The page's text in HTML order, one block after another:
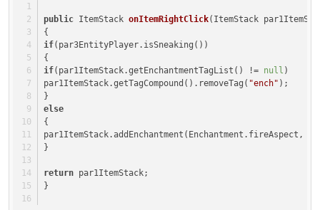
public ItemStack onItemRightClick(ItemStack
{
if(par3EntityPlayer.isSneaking())
{
if(par1ItemStack.getEnchantmentTagList() != null )
par1ItemStack.getTagCompound().removeTag( "ench" );
}
else
{
par1ItemStack.addEnchantment(Enchantment.fireAspect,
}
return par1ItemStack;
}